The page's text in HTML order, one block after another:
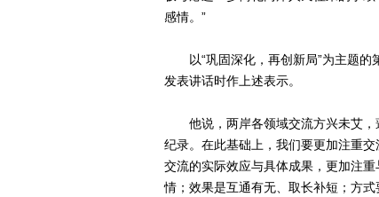
感情。”
以“巩固深化，再创新局”为主题的
发表讲话时作上述表示。
他说，两岸各领域交流方兴未艾，
纪录。在此基础上，我们要更加注重
交流的实际效应与具体成果，更加注
情；效果是互通有无、取长补短；方式